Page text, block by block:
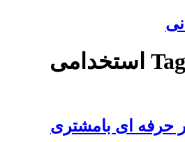
Tag Archives for استخدامی
حرفه ای بامشتری